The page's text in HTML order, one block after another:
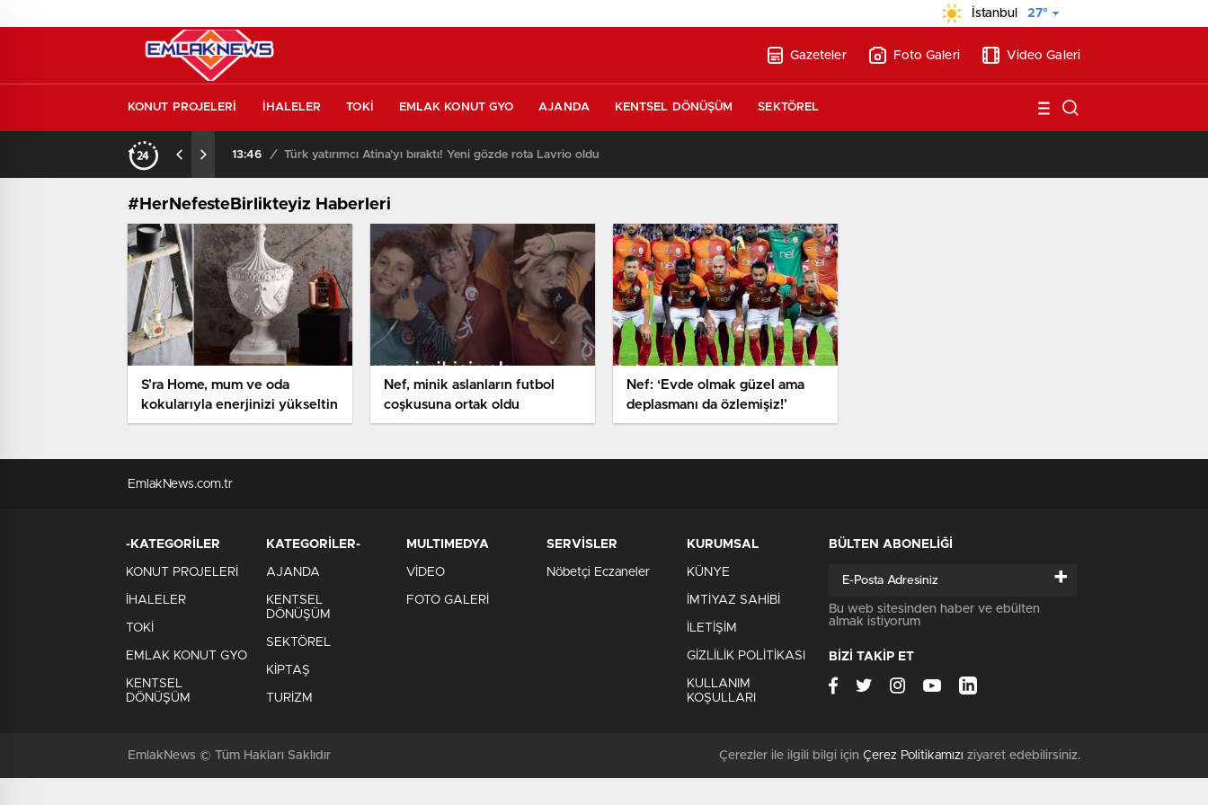
İstanbul 27°
Gazeteler Foto Galeri Video Galeri
KONUT PROJELERİ İHALELER TOKİ EMLAK KONUT GYO AJANDA KENTSEL DÖNÜŞÜM SEKTÖREL
13:46 / Türk yatırımcı Atina’yı bıraktı! Yeni gözde rota Lavrio oldu
#HerNefesteBirlikteyiz Haberleri
S’ra Home, mum ve oda
kokularıyla enerjinizi yükseltin
Nef, minik aslanların futbol
coşkusuna ortak oldu
Nef: ‘Evde olmak güzel ama
deplasmanı da özlemişiz!’
EmlakNews.com.tr
-KATEGORİLER
KONUT PROJELERİ
İHALELER
TOKİ
EMLAK KONUT GYO
KENTSEL
DÖNÜŞÜM
KATEGORİLER-
AJANDA
KENTSEL
DÖNÜŞÜM
SEKTÖREL
KİPTAŞ
TURİZM
MULTIMEDYA
VİDEO
FOTO GALERİ
SERVİSLER
Nöbetçi Eczaneler
KURUMSAL
KÜNYE
İMTİYAZ SAHİBİ
İLETİŞİM
GİZLİLİK POLİTİKASI
KULLANIM
KOŞULLARI
BÜLTEN ABONELİĞİ
+
Bu web sitesinden haber ve ebülten
almak istiyorum
BİZİ TAKİP ET
EmlakNews © Tüm Hakları Saklıdır Çerezler ile ilgili bilgi için Çerez Politikamızı ziyaret edebilirsiniz.